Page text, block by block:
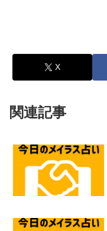
X
関連記事